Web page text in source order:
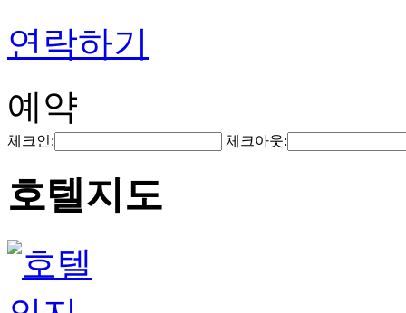
연락하기
예약
체크인: 체크아웃:
호텔지도